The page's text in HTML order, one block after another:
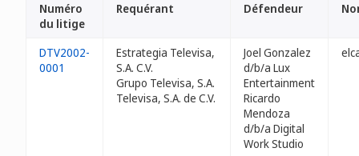
Numéro
du litige
Requérant Défendeur
DTV2002-
0001
Estrategia Televisa,
S.A. C.V.
Grupo Televisa, S.A.
Televisa, S.A. de C.V.
Joel Gonzalez
d/b/a Lux
Entertainment
Ricardo
Mendoza
d/b/a Digital
Work Studio